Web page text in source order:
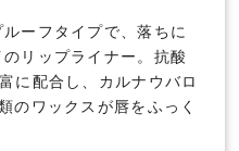
ーフタイプで、落ちに
リップライナー。抗酸
に配合し、カルナウバロ
のワックスが唇をふっく